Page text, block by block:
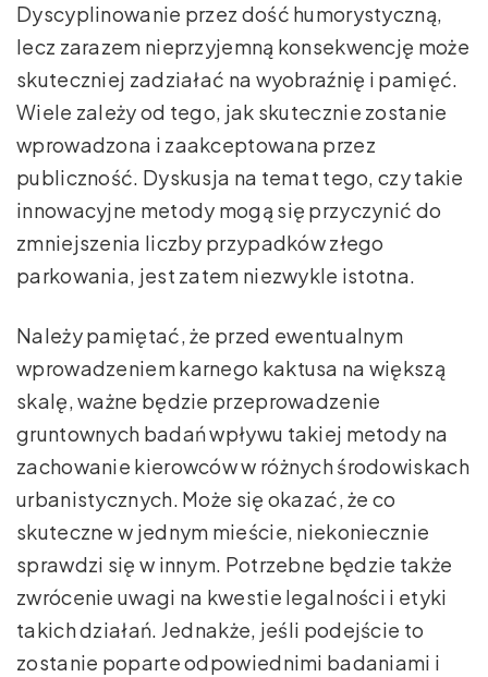
Dyscyplinowanie przez dość humorystyczną,
lecz zarazem nieprzyjemną konsekwencję może
skuteczniej zadziałać na wyobraźnię i pamięć.
Wiele zależy od tego, jak skutecznie zostanie
wprowadzona i zaakceptowana przez
publiczność. Dyskusja na temat tego, czy takie
innowacyjne metody mogą się przyczynić do
zmniejszenia liczby przypadków złego
parkowania, jest zatem niezwykle istotna.
Należy pamiętać, że przed ewentualnym
wprowadzeniem karnego kaktusa na większą
skalę, ważne będzie przeprowadzenie
gruntownych badań wpływu takiej metody na
zachowanie kierowców w różnych środowiskach
urbanistycznych. Może się okazać, że co
skuteczne w jednym mieście, niekoniecznie
sprawdzi się w innym. Potrzebne będzie także
zwrócenie uwagi na kwestie legalności i etyki
takich działań. Jednakże, jeśli podejście to
zostanie poparte odpowiednimi badaniami i